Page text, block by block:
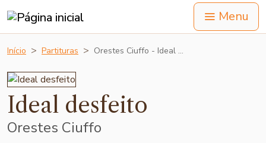
Menu
Início Partituras Orestes Ciuffo - Ideal …
Ideal desfeito
Orestes Ciuffo